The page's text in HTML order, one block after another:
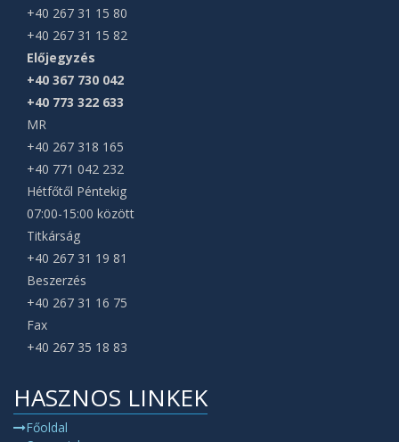
+40 267 31 15 80
+40 267 31 15 82
Előjegyzés
+40 367 730 042
+40 773 322 633
MR
+40 267 318 165
+40 771 042 232
Hétfőtől Péntekig
07:00-15:00 között
Titkárság
+40 267 31 19 81
Beszerzés
+40 267 31 16 75
Fax
+40 267 35 18 83
HASZNOS LINKEK
Főoldal